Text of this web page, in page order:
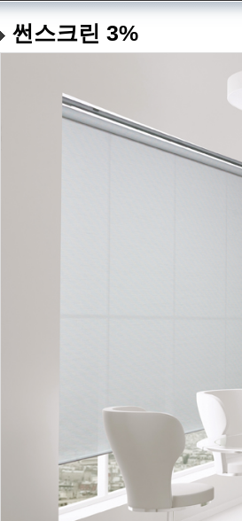
썬스크린 3%